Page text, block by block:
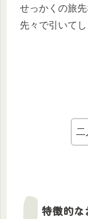
せっかくの旅
先々で引いてし
特徴的